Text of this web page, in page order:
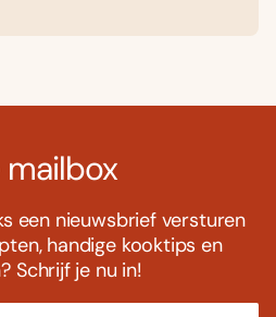
een nieuwsbrief versturen
handige kooktips en
Schrijf je nu in!